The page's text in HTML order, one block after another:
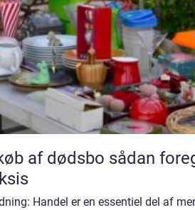
sådan foregår processen i
Handel er en essentiel del af